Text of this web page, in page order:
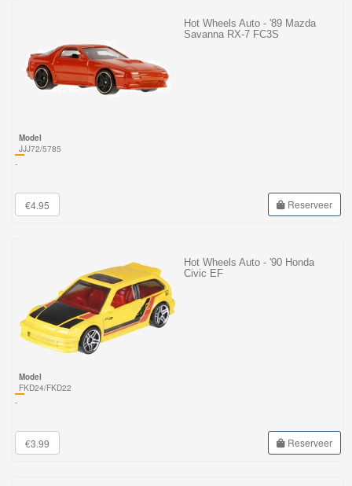
Hot Wheels Auto - '89 Mazda
Savanna RX-7 FC3S
Model
JJJ72/5785
-
€4.95 Reserveer
Hot Wheels Auto - '90 Honda
Civic EF
Model
FKD24/FKD22
-
€3.99 Reserveer